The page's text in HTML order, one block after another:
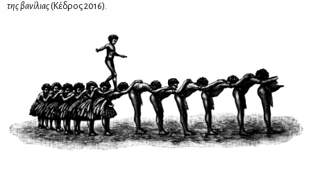
της βα­νί­λιας(Κέ­δρος 2016).